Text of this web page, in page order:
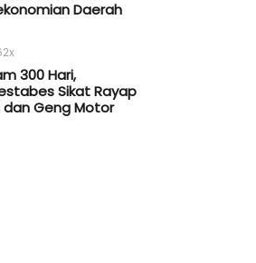
Daerah
300 Hari,
Sikat Rayap
dan Geng Motor